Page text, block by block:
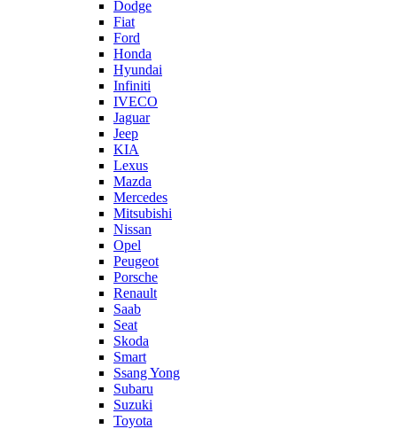
Dodge
Fiat
Ford
Honda
Hyundai
Infiniti
IVECO
Jaguar
Jeep
KIA
Lexus
Mazda
Mercedes
Mitsubishi
Nissan
Opel
Peugeot
Porsche
Renault
Saab
Seat
Skoda
Smart
Ssang Yong
Subaru
Suzuki
Toyota